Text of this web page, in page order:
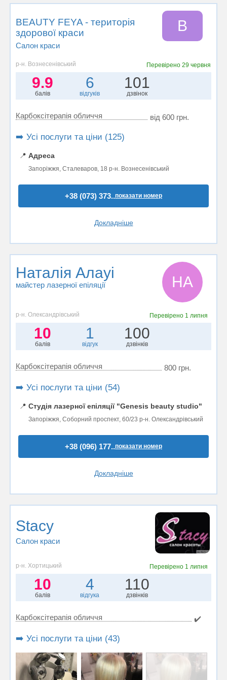
BEAUTY FEYA - територія
здорової краси
Салон краси
B
р-н. Вознесенівський Перевірено29 червня
9.9
балів
6
відгуків
101
дзвінок
Карбоксітерапія обличчя від 600 грн.
➡️ Усі послуги та ціни (125)
📍 Адреса
Запоріжжя, Сталеваров, 18 р-н. Вознесенівський
+38 (073) 373..показати номер
Докладніше
Наталія Алауі
майстер лазерної епіляції НА
р-н. Олександрівський Перевірено 1 липня
10
балів
1
відгук
100
дзвінків
Карбоксітерапія обличчя 800 грн.
➡️ Усі послуги та ціни (54)
📍 Студія лазерної епіляції "Genesis beauty studio"
Запоріжжя, Соборний проспект, 60/23 р-н. Олександрівський
+38 (096) 177..показати номер
Докладніше
Stacy
Салон краси
р-н. Хортицький Перевірено 1 липня
10
балів
4
відгука
110
дзвінків
Карбоксітерапія обличчя ✔️
➡️ Усі послуги та ціни (43)